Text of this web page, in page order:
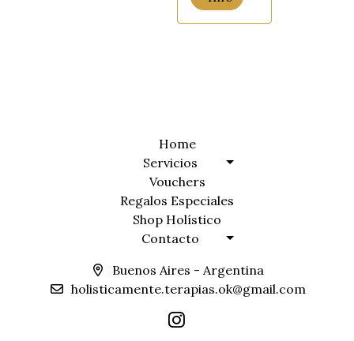
Home
Servicios
Vouchers
Regalos Especiales
Shop Holístico
Contacto
Buenos Aires - Argentina
holisticamente.terapias.ok@gmail.com